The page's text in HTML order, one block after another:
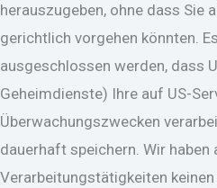
herauszugeben, ohne dass Sie
gerichtlich vorgehen könnten.
ausgeschlossen werden, dass
Geheimdienste) Ihre auf US-
Überwachungszwecken
dauerhaft speichern. Wir haben
Verarbeitungstätigkeiten keinen